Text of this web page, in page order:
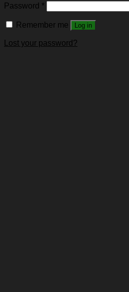
Password *
Remember me Log in
Lost your password?